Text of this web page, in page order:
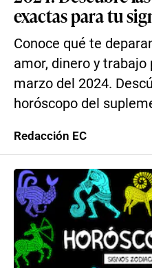
exactas para tu
Conoce qué te
amor, dinero y trabajo
marzo del 2024.
horóscopo del
Redacción EC